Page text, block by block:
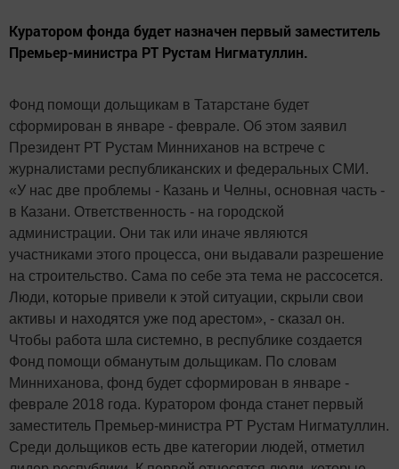
Куратором фонда будет назначен первый заместитель
Премьер-министра РТ Рустам Нигматуллин.
Фонд помощи дольщикам в Татарстане будет
сформирован в январе - феврале. Об этом заявил
Президент РТ Рустам Минниханов на встрече с
журналистами республиканских и федеральных СМИ.
«У нас две проблемы - Казань и Челны, основная часть -
в Казани. Ответственность - на городской
администрации. Они так или иначе являются
участниками этого процесса, они выдавали разрешение
на строительство. Сама по себе эта тема не рассосется.
Люди, которые привели к этой ситуации, скрыли свои
активы и находятся уже под арестом», - сказал он.
Чтобы работа шла системно, в республике создается
Фонд помощи обманутым дольщикам. По словам
Минниханова, фонд будет сформирован в январе -
феврале 2018 года. Куратором фонда станет первый
заместитель Премьер-министра РТ Рустам Нигматуллин.
Среди дольщиков есть две категории людей, отметил